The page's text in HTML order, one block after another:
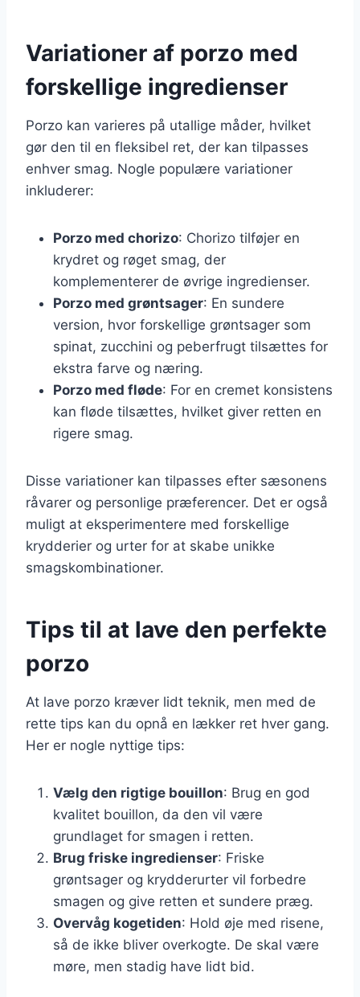
Variationer af porzo med
forskellige ingredienser
Porzo kan varieres på utallige måder, hvilket
gør den til en fleksibel ret, der kan tilpasses
enhver smag. Nogle populære variationer
inkluderer:
Porzo med chorizo: Chorizo tilføjer en
krydret og røget smag, der
komplementerer de øvrige ingredienser.
Porzo med grøntsager: En sundere
version, hvor forskellige grøntsager som
spinat, zucchini og peberfrugt tilsættes for
ekstra farve og næring.
Porzo med fløde: For en cremet konsistens
kan fløde tilsættes, hvilket giver retten en
rigere smag.
Disse variationer kan tilpasses efter sæsonens
råvarer og personlige præferencer. Det er også
muligt at eksperimentere med forskellige
krydderier og urter for at skabe unikke
smagskombinationer.
Tips til at lave den perfekte
porzo
At lave porzo kræver lidt teknik, men med de
rette tips kan du opnå en lækker ret hver gang.
Her er nogle nyttige tips:
Vælg den rigtige bouillon: Brug en god
kvalitet bouillon, da den vil være
grundlaget for smagen i retten.
Brug friske ingredienser: Friske
grøntsager og krydderurter vil forbedre
smagen og give retten et sundere præg.
Overvåg kogetiden: Hold øje med risene,
så de ikke bliver overkogte. De skal være
møre, men stadig have lidt bid.